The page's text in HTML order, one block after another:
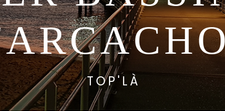
TOP'LÀ